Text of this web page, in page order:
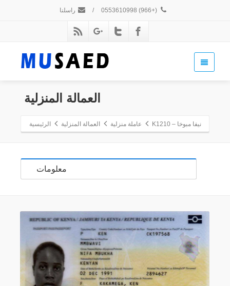
(+966) 0553610998
/ راسلنا
العمالة المنزلية
نيفا مبوخا – K1210 عاملة منزلية العمالة المنزلية الرئيسية
معلومات